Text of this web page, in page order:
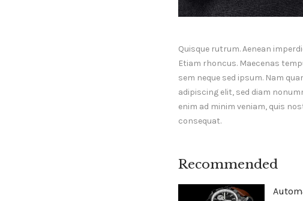
Quisque rutrum. Aenean
Etiam rhoncus. Maecenas
sem neque sed ipsum. Nam
adipiscing elit, sed diam
enim ad minim veniam, quis
consequat.
Recommended